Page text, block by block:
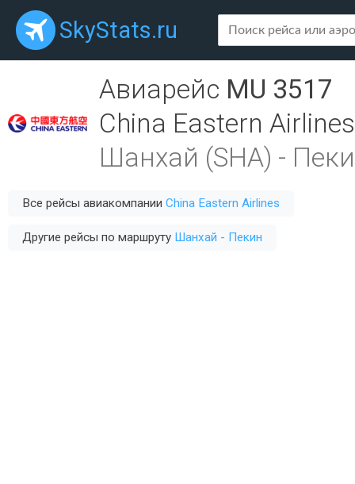
SkyStats.ru
Авиарейс MU 3517
China Eastern Airlines
Шанхай (SHA) -
Все рейсы авиакомпании China Eastern Airlines
Другие рейсы по маршруту Шанхай - Пекин